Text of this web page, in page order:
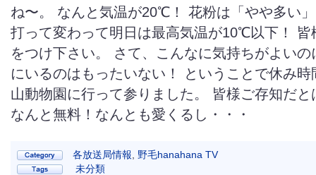
ね〜。 なんと気温が20℃！ 花粉は「やや多い
打って変わって明日は最高気温が10℃以下！ 皆
をつけ下さい。 さて、こんなに気持ちがよい
にいるのはもったいない！ ということで休み
山動物園に行って参りました。 皆様ご存知だ
なんと無料！なんとも愛くるし・・・
各放送局情報
野毛hanahana TV
未分類